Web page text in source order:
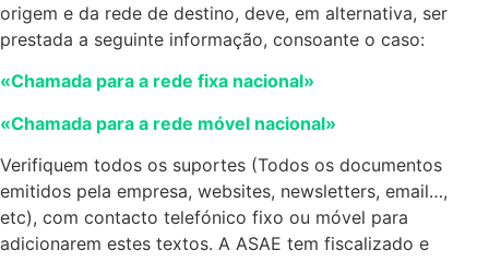
origem e da rede de destino, deve, em alternativa, ser
prestada a seguinte informação, consoante o caso:
«Chamada para a rede fixa nacional»
«Chamada para a rede móvel nacional»
Verifiquem todos os suportes (Todos os documentos
emitidos pela empresa, websites, newsletters, email…,
etc), com contacto telefónico fixo ou móvel para
adicionarem estes textos. A ASAE tem fiscalizado e